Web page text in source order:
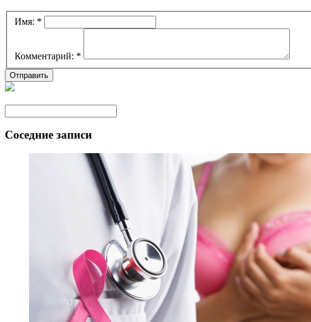
Имя: *
Комментарий: *
Соседние записи